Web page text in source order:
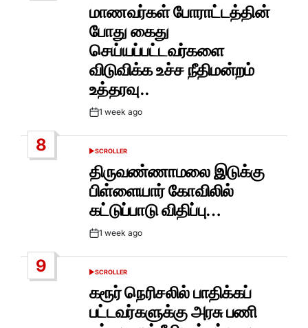
மாணவர்கள் போராட்டத்தின்
போது கைது
செய்யப்பட்டவர்களை
விடுவிக்க உச்ச நீதிமன்றம்
உத்தரவு..
Post1 week ago
8
POSTED
SCROLLER
திருவண்ணாமலை இடுக்கு
பிள்ளையார் கோவிலில்
கட்டுப்பாடு விதிப்பு…
Post1 week ago
9
POSTED
SCROLLER
கரூர் நெரிசலில் பாதிக்கப்
பட்டவர்களுக்கு அரசு பணி